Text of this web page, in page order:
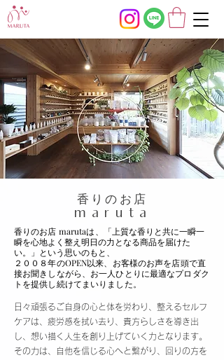
​香りのお店
maruta
香りのお店 marutaは、 「 上質な香りと共に一瞬一
瞬を心地よく整え明日の力となる商品を届けた
い。」という思いのもと、
２００８年のOPEN以来、お客様のお声を店頭で直
接お聞きしながら、お一人ひとりに最適なプロダク
トを提供し続けてまいりました。
日々頑張るご自身の心と体を労わり、整えるセルフ
ケアは、疲労感を拭い去り、貴方らしさを導き出
し、想い描く人生を創り上げていく力となります。
その力は、自他を信じる心へと繋がり、回りの方を